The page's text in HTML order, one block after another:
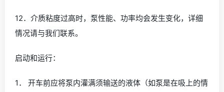
12．介质粘度过高时，泵性能、功率均会发生变化，详细
情况请与我们联系。
启动和运行：
1． 开车前应将泵内灌满须输送的液体（如泵是在吸上的情